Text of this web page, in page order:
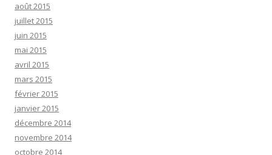
août 2015
juillet 2015
juin 2015
mai 2015
avril 2015
mars 2015
février 2015
janvier 2015
décembre 2014
novembre 2014
octobre 2014